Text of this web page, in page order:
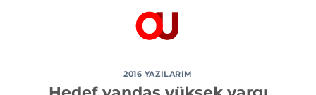
2016 YAZILARIM